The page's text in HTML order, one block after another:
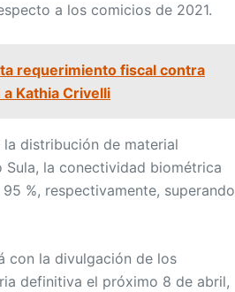
a los comicios de 2021.
requerimiento fiscal contra
Kathia Crivelli
la distribución de material
la conectividad biométrica
%, respectivamente, superando
con la divulgación de los
definitiva el próximo 8 de abril,